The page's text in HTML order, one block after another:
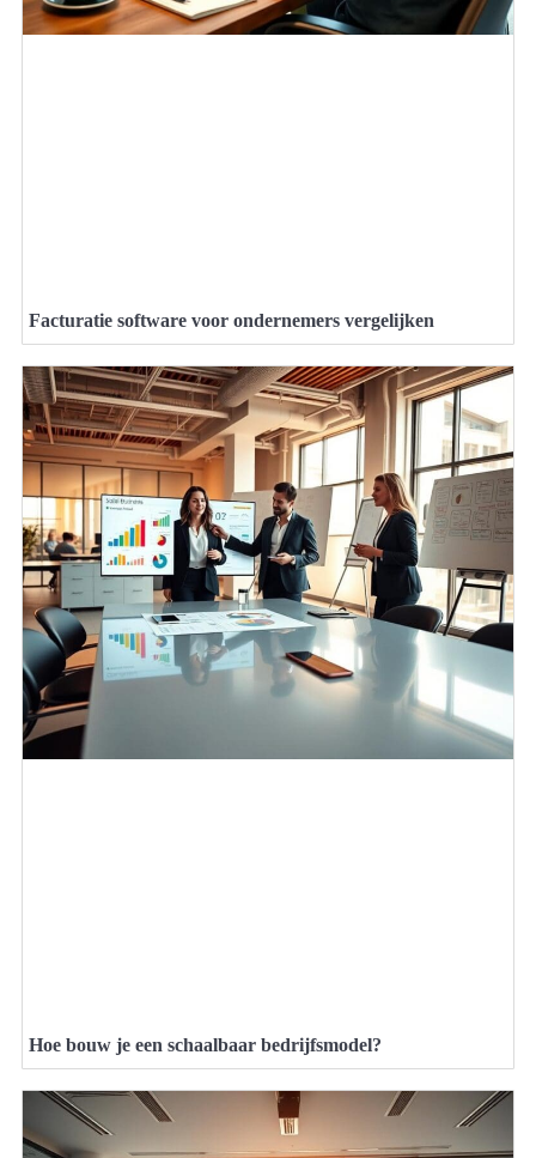
Facturatie software voor ondernemers vergelijken
Hoe bouw je een schaalbaar bedrijfsmodel?